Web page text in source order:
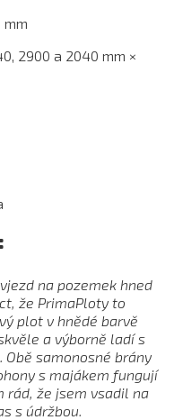
mm
2900 a 2040 mm ×
na pozemek hned
že PrimaPloty to
plot v hnědé barvě
a výborně ladí s
samonosné brány
s majákem fungují
rád, že jsem vsadil na
s údržbou.